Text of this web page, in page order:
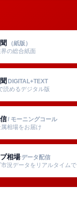
（紙版）
の総合紙面
DIGITAL+TEXT
読めるデジタル版
/ モーニングコール
相場をお届け
相場 データ配信
況データをリアルタイムで